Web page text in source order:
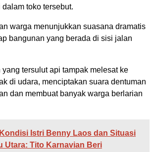
toko tersebut.
warga menunjukkan suasana dramatis
bangunan yang berada di sisi jalan
yang tersulut api tampak melesat ke
di udara, menciptakan suara dentuman
dan membuat banyak warga berlarian
Kondisi Istri Benny Laos dan Situasi
Utara: Tito Karnavian Beri